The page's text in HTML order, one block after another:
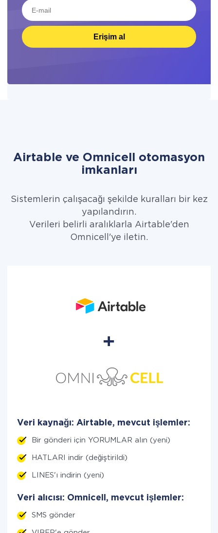
Erişim al
Airtable ve Omnicell otomasyon
imkanları
Sistemlerin çalışacağı şekilde kuralları bir kez
yapılandırın.
Verileri belirli aralıklarla Airtable'den
Omnicell'ye iletin.
Veri kaynağı: Airtable, mevcut işlemler:
Bir gönderi için YORUMLAR alın (yeni)
HATLARI indir (değiştirildi)
LINES'ı indirin (yeni)
Veri alıcısı: Omnicell, mevcut işlemler:
SMS gönder